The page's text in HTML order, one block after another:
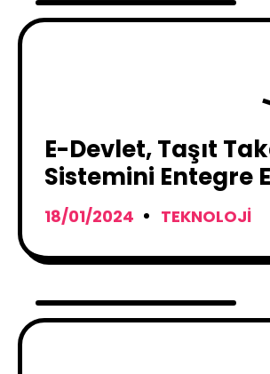
E-Devlet, Taşıt
Sistemini Entegre
18/01/2024 TEKNOLOJI